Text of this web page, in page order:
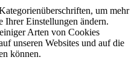
um mehr
Ihrer Einstellungen ändern.
Arten von Cookies
unseren Websites und auf die
können.